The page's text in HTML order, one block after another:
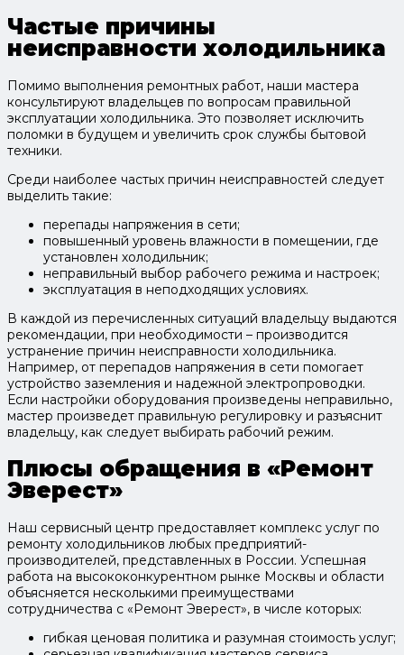
Частые причины
неисправности холодильника
Помимо выполнения ремонтных работ, наши мастера
консультируют владельцев по вопросам правильной
эксплуатации холодильника. Это позволяет исключить
поломки в будущем и увеличить срок службы бытовой
техники.
Среди наиболее частых причин неисправностей следует
выделить такие:
перепады напряжения в сети;
повышенный уровень влажности в помещении, где
установлен холодильник;
неправильный выбор рабочего режима и настроек;
эксплуатация в неподходящих условиях.
В каждой из перечисленных ситуаций владельцу выдаются
рекомендации, при необходимости – производится
устранение причин неисправности холодильника.
Например, от перепадов напряжения в сети помогает
устройство заземления и надежной электропроводки.
Если настройки оборудования произведены неправильно,
мастер произведет правильную регулировку и разъяснит
владельцу, как следует выбирать рабочий режим.
Плюсы обращения в «Ремонт
Эверест»
Наш сервисный центр предоставляет комплекс услуг по
ремонту холодильников любых предприятий-
производителей, представленных в России. Успешная
работа на высококонкурентном рынке Москвы и области
объясняется несколькими преимуществами
сотрудничества с «Ремонт Эверест», в числе которых:
гибкая ценовая политика и разумная стоимость услуг;